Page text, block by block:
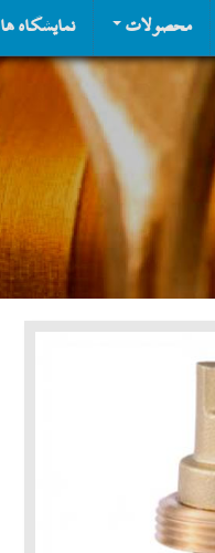
نمایشگاه ها محصولات